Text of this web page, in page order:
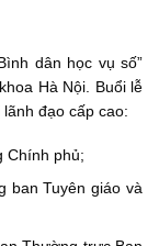
dân học vụ số”
Hà Nội. Buổi lễ
đạo cấp cao:
Chính phủ;
ban Tuyên giáo và